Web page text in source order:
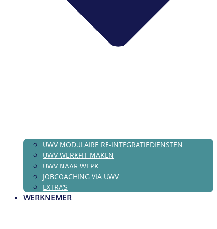
UWV MODULAIRE RE-INTEGRATIEDIENSTEN
UWV WERKFIT MAKEN
UWV NAAR WERK
JOBCOACHING VIA UWV
EXTRA’S
WERKNEMER